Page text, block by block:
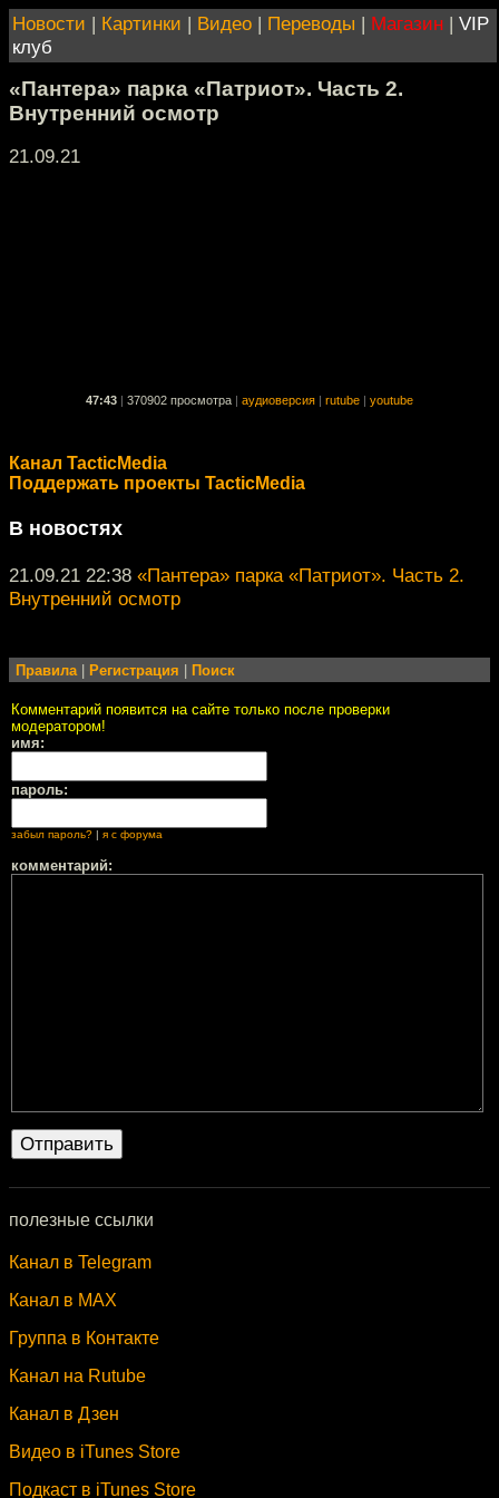
Новости | Картинки | Видео | Переводы | Магазин | VIP
клуб
«Пантера» парка «Патриот». Часть 2.
Внутренний осмотр
21.09.21
47:43 370902 просмотра аудиоверсия rutube youtube
Канал TacticMedia
Поддержать проекты TacticMedia
В новостях
21.09.21 22:38 «Пантера» парка «Патриот». Часть 2.
Внутренний осмотр
Правила| Регистрация Поиск
Комментарий появится на сайте только после проверки
модератором!
имя:
пароль:
забыл пароль? я с форума
комментарий:
полезные ссылки
Канал в Telegram
Канал в MAX
Группа в Контакте
Канал на Rutube
Канал в Дзен
Видео в iTunes Store
Подкаст в iTunes Store